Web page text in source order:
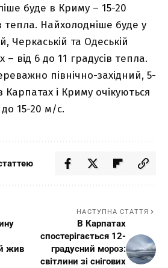
буде в Криму – 15-20
тепла. Найхолодніше буде у
Черкаській та Одеській
– від 6 до 11 градусів тепла.
північно-західний, 5-
Карпатах і Криму очікуються
15-20 м/с.
жив
НАСТУПНА СТАТТЯ
В Карпатах
спостерігається 12-
градусний мороз:
світлини зі снігових